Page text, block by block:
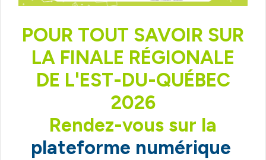
POUR TOUT SAVOIR SUR
LA FINALE RÉGIONALE
DE L'EST-DU-QUÉBEC
2026
Rendez-vous sur la
plateforme numérique